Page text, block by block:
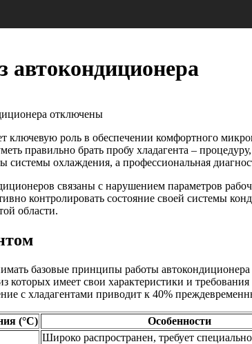
автокондиционера
отключены
ключевую роль в обеспечении комфортного
правильно брать пробу хладагента –
охлаждения, а профессиональная
связаны с нарушением параметров
контролировать состояние своей системы
области.
базовые принципы работы
имеет свои характеристики и
с хладагентами приводит к 40%
(°C)
Особенности
Широко распространен, требует